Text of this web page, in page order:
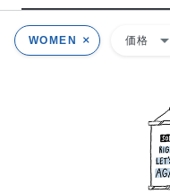
WOMEN 価格 arrow_drop_down